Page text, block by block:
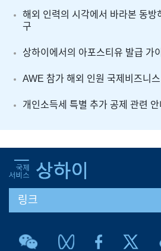
해외 인력의 시각에서 바라본 동방
구
상하이에서의 아포스티유 발급 가
AWE 참가 해외 인원 국제비즈니
개인소득세 특별 추가 공제 관련
링크